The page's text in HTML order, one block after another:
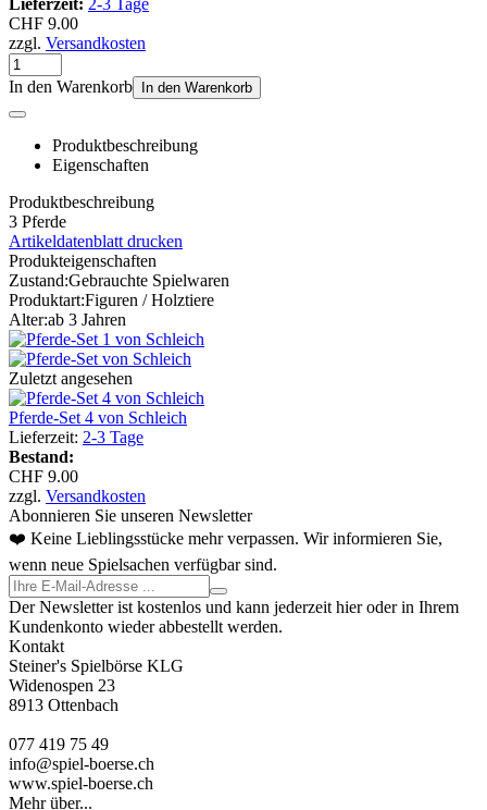
CHF 9.00
zzgl. Versandkosten
In den Warenkorb In den Warenkorb
Produktbeschreibung
Eigenschaften
Produktbeschreibung
3 Pferde
Artikeldatenblatt drucken
Produkteigenschaften
Zustand:Gebrauchte Spielwaren
Produktart:Figuren / Holztiere
Alter:ab 3 Jahren
Zuletzt angesehen
Pferde-Set 4 von Schleich
Lieferzeit: 2-3 Tage
Bestand:
CHF 9.00
zzgl. Versandkosten
Abonnieren Sie unseren Newsletter
❤️ Keine Lieblingsstücke mehr verpassen. Wir informieren Sie,
wenn neue Spielsachen verfügbar sind.
Der Newsletter ist kostenlos und kann jederzeit hier oder in Ihrem
Kundenkonto wieder abbestellt werden.
Kontakt
Steiner's Spielbörse KLG
Widenospen 23
8913 Ottenbach
077 419 75 49
info@spiel-boerse.ch
www.spiel-boerse.ch
Mehr über...